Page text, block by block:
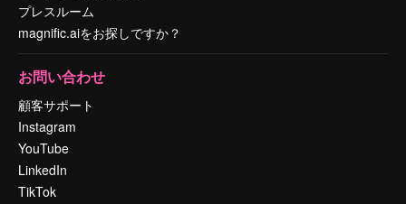
プレスルーム
magnific.aiをお探しですか？
お問い合わせ
顧客サポート
Instagram
YouTube
LinkedIn
TikTok